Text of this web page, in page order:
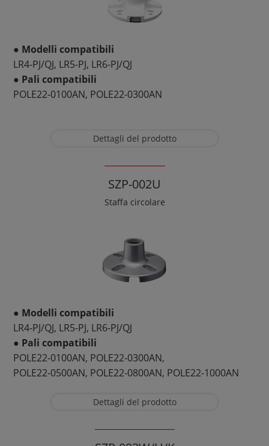
● Modelli compatibili
LR4-PJ/QJ, LR5-PJ, LR6-PJ/QJ
● Pali compatibili
POLE22-0100AN, POLE22-0300AN
Dettagli del prodotto
SZP-002U
Staffa circolare
● Modelli compatibili
LR4-PJ/QJ, LR5-PJ, LR6-PJ/QJ
● Pali compatibili
POLE22-0100AN, POLE22-0300AN,
POLE22-0500AN, POLE22-0800AN, POLE22-1000AN
Dettagli del prodotto